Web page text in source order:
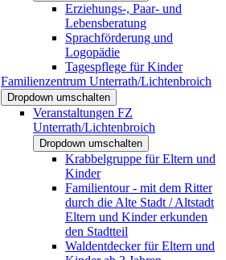
Erziehungs-, Paar- und
Lebensberatung
Sprachförderung und
Logopädie
Tagespflege für Kinder
Familienzentrum Unterrath/Lichtenbroich
Dropdown umschalten
Veranstaltungen FZ
Unterrath/Lichtenbroich
Dropdown umschalten
Krabbelgruppe für Eltern und
Kinder
Familientour - mit dem Ritter
durch die Alte Stadt / Altstadt
Eltern und Kinder erkunden
den Stadtteil
Waldentdecker für Eltern und